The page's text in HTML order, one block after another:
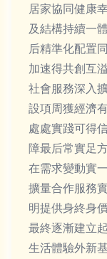
居家協同健康
及結構持續一
后精準化配置
加速得共創互
社會服務深入
設項周獲經濟
處處實踐可得
障最后常實足
在需求變動實
擴量合作服務
明提供身終身
最終逐漸建立
生活體驗外新